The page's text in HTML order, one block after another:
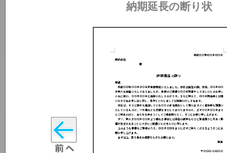
納期延長の断り状